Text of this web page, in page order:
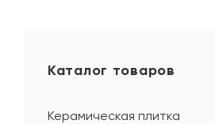
Каталог товаров
Керамическая плитка